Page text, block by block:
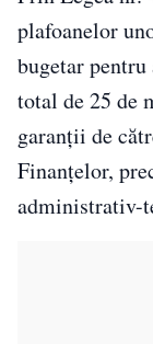
plafoanelor
bugetar
total de 25 de
garanții de
Finanțelor,
administrativ-